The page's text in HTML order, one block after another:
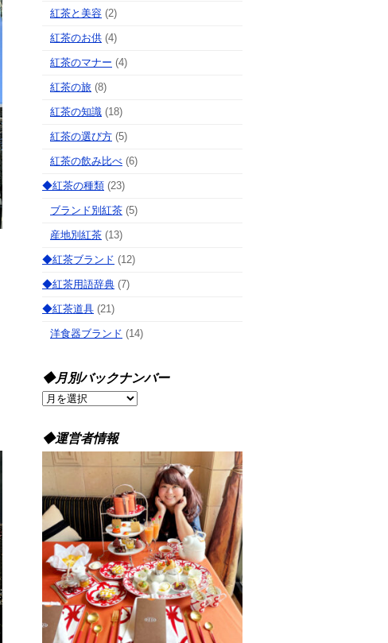
紅茶と美容 (2)
紅茶のお供 (4)
紅茶のマナー (4)
紅茶の旅 (8)
紅茶の知識 (18)
紅茶の選び方 (5)
紅茶の飲み比べ (6)
◆紅茶の種類 (23)
ブランド別紅茶 (5)
産地別紅茶 (13)
◆紅茶ブランド (12)
◆紅茶用語辞典 (7)
◆紅茶道具 (21)
洋食器ブランド (14)
◆月別バックナンバー
◆
別
バ
ッ
ン
バ
ー
◆運営者情報